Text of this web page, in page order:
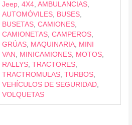
Jeep,4X4,AMBULANCIAS,
AUTOMÓVILES, BUSES,
BUSETAS,CAMIONES,
CAMIONETAS,CAMPEROS,
GRÚAS, MAQUINARIA, MINI
VAN , MINICAMIONES, MOTOS,
RALLYS,TRACTORES,
TRACTROMULAS,TURBOS,
VEHÍCULOS DE SEGURIDAD,
VOLQUETAS